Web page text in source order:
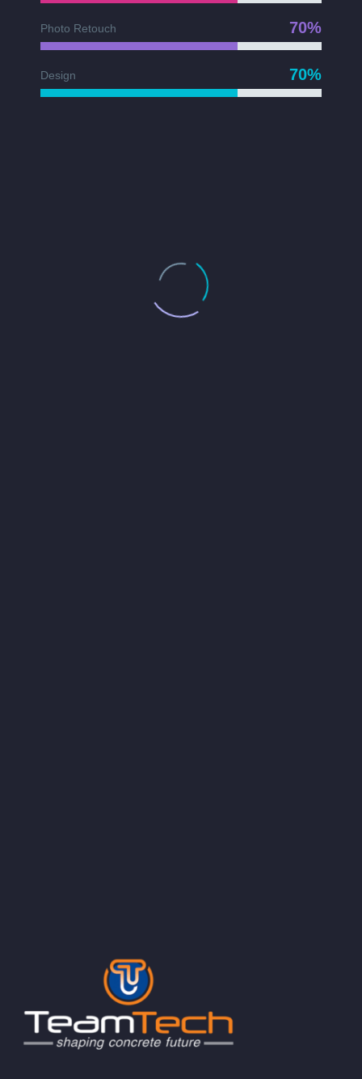
Photo Retouch 70%
Design 70%